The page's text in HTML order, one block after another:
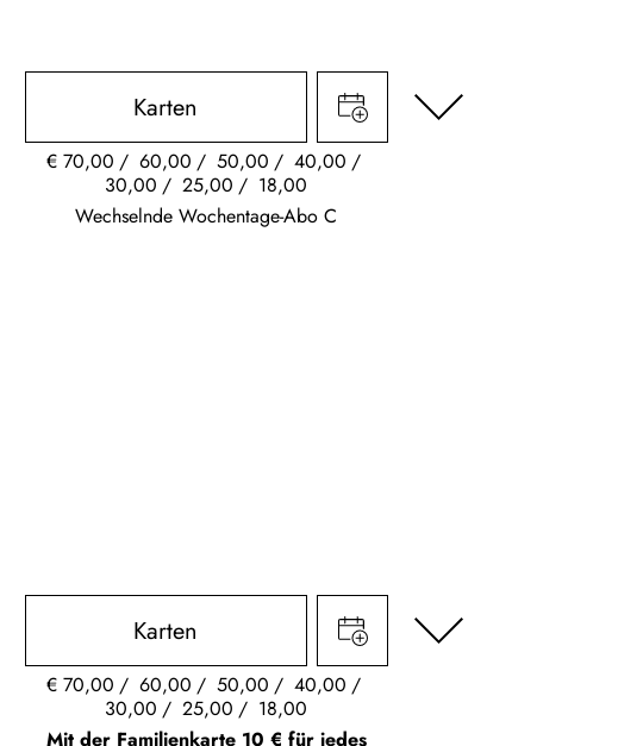
Karten
€70,00 60,00 50,00
40,00
30,00
25,00
18,00
Wechselnde Wochentage-Abo C
Karten
€70,00 60,00 50,00
40,00
30,00
25,00
18,00
Mit der Familienkarte 10 € für jedes